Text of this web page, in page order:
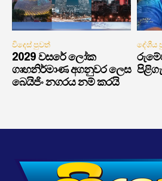
විදෙස් පුවත්
2029 වසරේ ලෝක
ගෘහනිර්මාණ අගනුවර ලෙස
බෙයිජිං නගරය නම් කරයි
දේශීය